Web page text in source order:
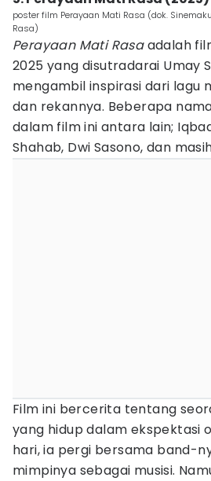
poster film Perayaan Mati Rasa (dok.
Rasa)
Perayaan Mati Rasaadalah
2025 yang disutradarai Umay
mengambil inspirasi dari lagu
dan rekannya. Beberapa
dalam film ini antara lain;
Shahab, Dwi Sasono, dan
Film ini bercerita tentang
yang hidup dalam ekspektasi
hari, ia pergi bersama band-
mimpinya sebagai musisi.